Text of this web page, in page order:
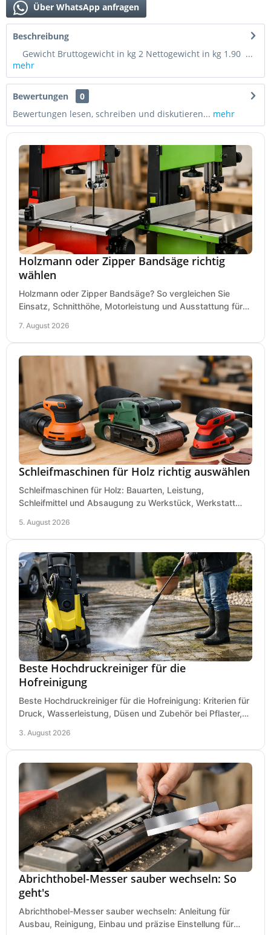
Über WhatsApp anfragen
Beschreibung
Gewicht Bruttogewicht in kg 2 Nettogewicht in kg 1.90 ...
mehr
Bewertungen
0
Bewertungen lesen, schreiben und diskutieren... mehr
Holzmann oder Zipper Bandsäge richtig
wählen
Holzmann oder Zipper Bandsäge? So vergleichen Sie
Einsatz, Schnitthöhe, Motorleistung und Ausstattung für
7. August 2026
Schleifmaschinen für Holz richtig auswählen
Schleifmaschinen für Holz: Bauarten, Leistung,
Schleifmittel und Absaugung zu Werkstück, Werkstatt
5. August 2026
Beste Hochdruckreiniger für die
Hofreinigung
Beste Hochdruckreiniger für die Hofreinigung: Kriterien für
Druck, Wasserleistung, Düsen und Zubehör bei Pflaster,
3. August 2026
Abrichthobel-Messer sauber wechseln: So
geht's
Abrichthobel-Messer sauber wechseln: Anleitung für
Ausbau, Reinigung, Einbau und präzise Einstellung für